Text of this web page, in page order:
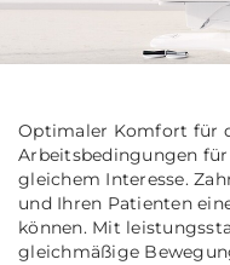
Optimaler Komfort für
Arbeitsbedingungen
gleichem Interesse.
und Ihren Patienten
können. Mit
gleichmäßige